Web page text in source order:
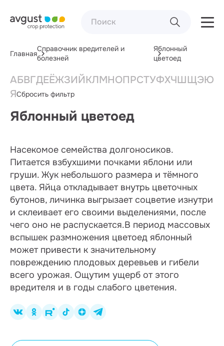
Главная
Справочник вредителей и
болезней
Яблонный
цветоед
АБВГДЕЁЖЗИЙКЛМНОПРСТУФХЧШЩЭЮ
ЯСбросить фильтр
Яблонный цветоед
Насекомое семейства долгоносиков.
Питается взбухшими почками яблони или
груши. Жук небольшого размера и тёмного
цвета. Яйца откладывает внутрь цветочных
бутонов, личинка выгрызает соцветие изнутри
и склеивает его своими выделениями, после
чего оно не распускается.В период массовых
вспышек размножения цветоед яблонный
может привести к значительному
повреждению плодовых деревьев и гибели
всего урожая. Ощутим ущерб от этого
вредителя и в годы слабого цветения.